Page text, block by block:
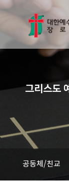
그리스도
공동체/친교